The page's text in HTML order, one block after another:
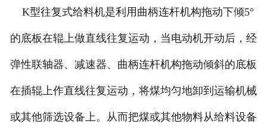
K型往复式给料机是利用曲柄连杆机构拖动下倾5°
的底板在辊上做直线往复运动，当电动机开动后，经
弹性联轴器、减速器、曲柄连杆机构拖动倾斜的底板
在插辊上作直线往复运动，将煤均匀地卸到运输机械
或其他筛选设备上。从而把煤或其他物料从给料设备